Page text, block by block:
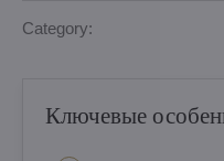
Category:
Ключевые